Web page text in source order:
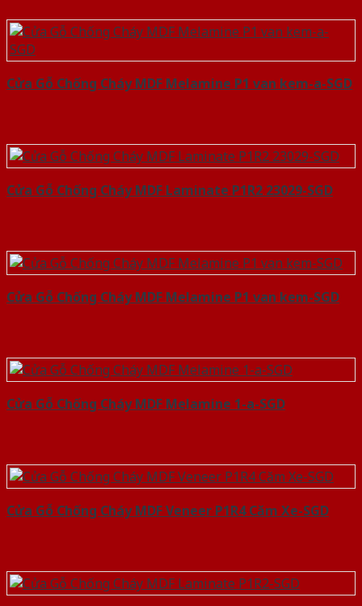
Cửa Gỗ Chống Cháy MDF Melamine P1 van kem-a-SGD
Cửa Gỗ Chống Cháy MDF Laminate P1R2 23029-SGD
Cửa Gỗ Chống Cháy MDF Melamine P1 van kem-SGD
Cửa Gỗ Chống Cháy MDF Melamine 1-a-SGD
Cửa Gỗ Chống Cháy MDF Veneer P1R4 Căm Xe-SGD